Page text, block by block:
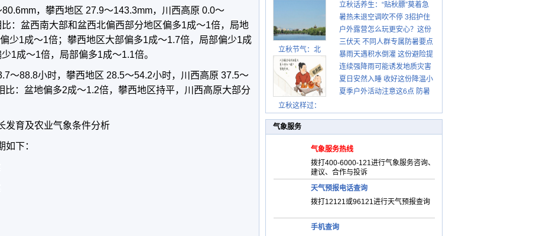
，攀西地区 27.9～143.3mm，川西高原 0.0～
：盆西南大部和盆西北偏西部分地区偏多1成～1倍，局地
少1成～1倍；攀西地区大部偏多1成～1.7倍，局部偏少1成
1成～1倍，局部偏多1成～1.1倍。
～88.8小时，攀西地区 28.5～54.2小时，川西高原 37.5～
比：盆地偏多2成～1.2倍，攀西地区持平，川西高原大部分
发育及农业气象条件分析
下：
立秋节气：北
立秋这样过：
立秋话养生：“贴秋膘”莫着急
先清暑再防燥
暑热未退空调吹不停 3招护住
肩颈不酸痛
户外露营怎么玩更安心？这份
攻略请收好
三伏天 不同人群专属防暑要点
请收好
暴雨天遇积水倒灌 这份避险提
示请收好
连续强降雨可能诱发地质灾害
这些前兆要知道
夏日安然入睡 收好这份降温小
贴士
夏季户外活动注意这6点 防暑
气象服务
气象服务热线
拨打400-6000-121进行气象服务咨询、
建议、合作与投诉
天气预报电话查询
拨打12121或96121进行天气预报查询
手机查询